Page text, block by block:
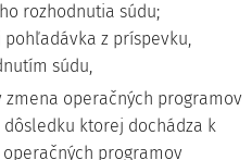
rozhodnutia súdu;
z príspevku,
súdu,
operačných programov
ktorej dochádza k
programov